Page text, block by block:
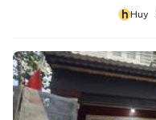
hHuy